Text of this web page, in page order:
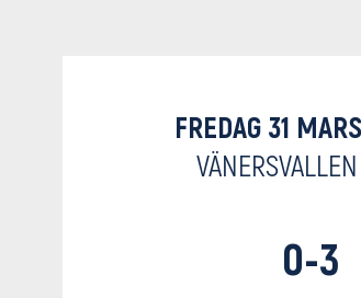
FREDAG 31 MARS
0-3